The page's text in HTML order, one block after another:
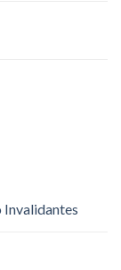
Invalidantes